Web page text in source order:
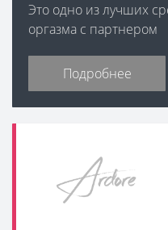
Это одно из лучших
оргазма с партнером
Подробнее